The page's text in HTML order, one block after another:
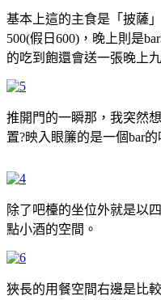
基本上這的主食是「披薩
500(假日600)，晚上則是
的吃到飽還會送一張晚上
推開門的一瞬那，我突然
置?映入眼簾的是一個bar
除了吧檯的坐位外就是以
點小酒的空間。
狹長的用餐空間右邊是比